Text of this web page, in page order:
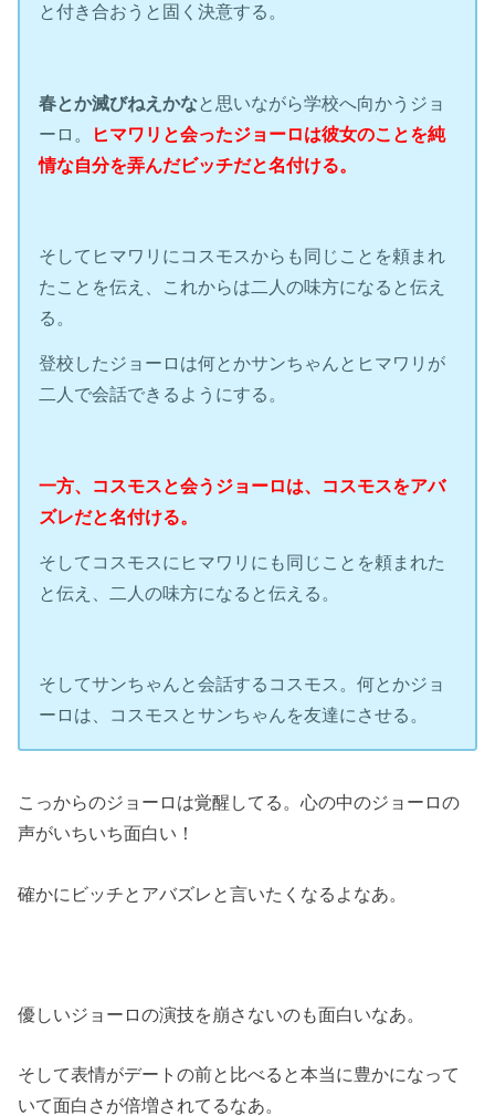
と付き合おうと固く決意する。
春とか滅びねえかなと思いながら学校へ向かうジョ
ーロ。
ヒマワリと会ったジョーロは彼女のことを純
情な自分を弄んだビッチだと名付ける。
そしてヒマワリにコスモスからも同じことを頼まれ
たことを伝え、これからは二人の味方になると伝え
る。
登校したジョーロは何とかサンちゃんとヒマワリが
二人で会話できるようにする。
一方、コスモスと会うジョーロは、コスモスをアバ
ズレだと名付ける。
そしてコスモスにヒマワリにも同じことを頼まれた
と伝え、二人の味方になると伝える。
そしてサンちゃんと会話するコスモス。何とかジョ
ーロは、コスモスとサンちゃんを友達にさせる。
こっからのジョーロは覚醒してる。心の中のジョーロの
声がいちいち面白い！
確かにビッチとアバズレと言いたくなるよなあ。
優しいジョーロの演技を崩さないのも面白いなあ。
そして表情がデートの前と比べると本当に豊かになって
いて面白さが倍増されてるなあ。